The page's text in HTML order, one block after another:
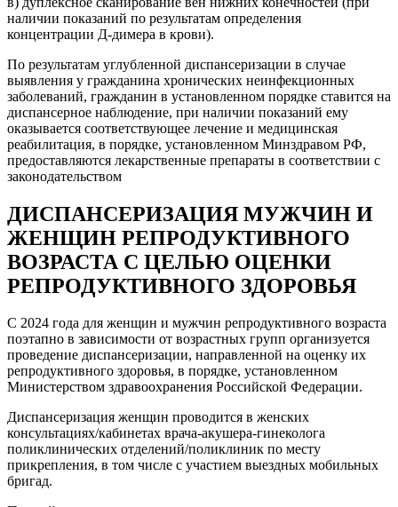
наличии показаний по результатам определения
концентрации Д-димера в крови).
По результатам углубленной диспансеризации в случае
выявления у гражданина хронических неинфекционных
заболеваний, гражданин в установленном порядке ставится на
диспансерное наблюдение, при наличии показаний ему
оказывается соответствующее лечение и медицинская
реабилитация, в порядке, установленном Минздравом РФ,
предоставляются лекарственные препараты в соответствии с
законодательством
ДИСПАНСЕРИЗАЦИЯ МУЖЧИН И
ЖЕНЩИН РЕПРОДУКТИВНОГО
ВОЗРАСТА С ЦЕЛЬЮ ОЦЕНКИ
РЕПРОДУКТИВНОГО ЗДОРОВЬЯ
С 2024 года для женщин и мужчин репродуктивного возраста
поэтапно в зависимости от возрастных групп организуется
проведение диспансеризации, направленной на оценку их
репродуктивного здоровья, в порядке, установленном
Министерством здравоохранения Российской Федерации.
Диспансеризация женщин проводится в женских
консультациях/кабинетах врача-акушера-гинеколога
поликлинических отделений/поликлиник по месту
прикрепления, в том числе с участием выездных мобильных
бригад.